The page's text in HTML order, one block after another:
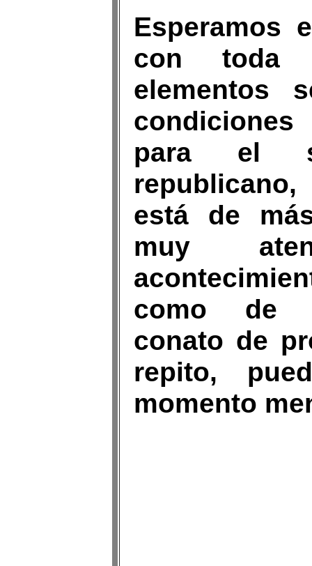
Esperamos
con toda
elementos
para el
está de
muy
como de
conato de
repito,
momento